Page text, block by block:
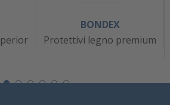
BONDEX
Protettivi legno premium